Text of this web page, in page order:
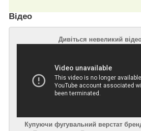
Відео
Дивіться невеликий
Купуючи фугувальний верстат